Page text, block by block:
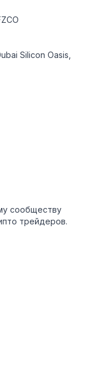
Silicon Oasis,
сообществу
трейдеров.